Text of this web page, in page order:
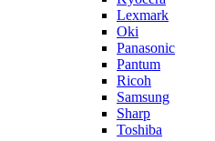
Lexmark
Oki
Panasonic
Pantum
Ricoh
Samsung
Sharp
Toshiba